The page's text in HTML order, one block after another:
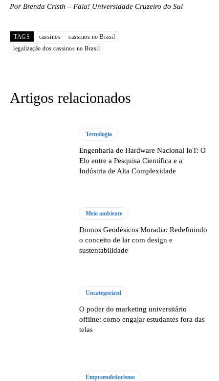
Por Brenda Cristh – Fala! Universidade Cruzeiro do Sul
TAGS cassinos
cassinos no Brasil
legalização dos cassinos no Brasil
Artigos relacionados
Tecnologia
Engenharia de Hardware Nacional IoT: O
Elo entre a Pesquisa Científica e a
Indústria de Alta Complexidade
Meio ambiente
Domos Geodésicos Moradia: Redefinindo
o conceito de lar com design e
sustentabilidade
Uncategorized
O poder do marketing universitário
offline: como engajar estudantes fora das
telas
Empreendedorismo